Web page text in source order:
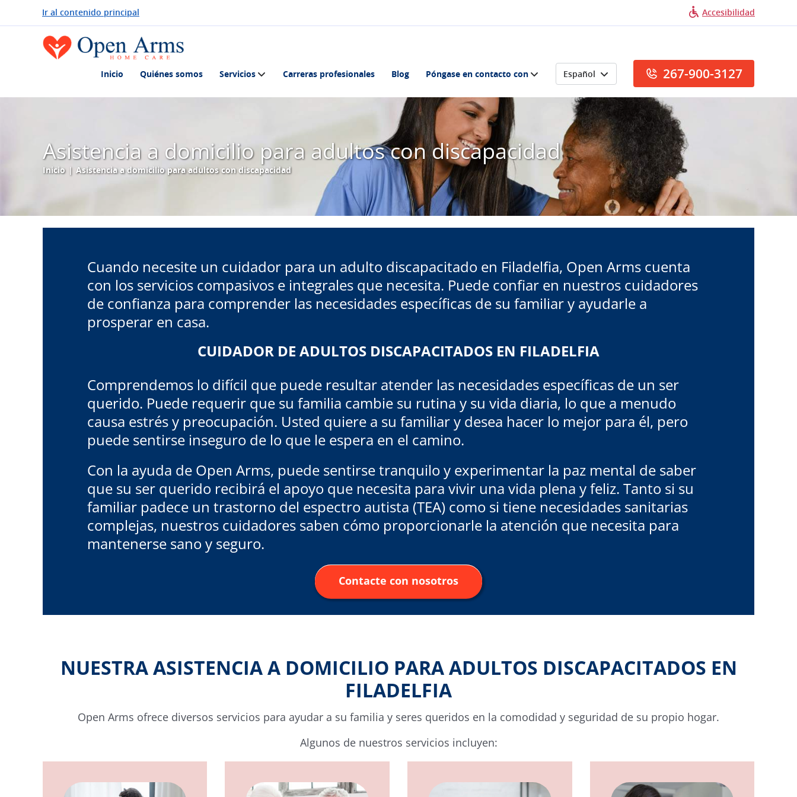
Ir al contenido principal Accesibilidad
Inicio Quiénes somos Servicios Carreras profesionales Blog Póngase en contacto con Español 267-900-3127
Asistencia a domicilio para adultos con discapacidad
Inicio | Asistencia a domicilio para adultos con discapacidad
Cuando necesite un cuidador para un adulto discapacitado en Filadelfia, Open Arms cuenta
con los servicios compasivos e integrales que necesita. Puede confiar en nuestros cuidadores
de confianza para comprender las necesidades específicas de su familiar y ayudarle a
prosperar en casa.
CUIDADOR DE ADULTOS DISCAPACITADOS EN FILADELFIA
Comprendemos lo difícil que puede resultar atender las necesidades específicas de un ser
querido. Puede requerir que su familia cambie su rutina y su vida diaria, lo que a menudo
causa estrés y preocupación. Usted quiere a su familiar y desea hacer lo mejor para él, pero
puede sentirse inseguro de lo que le espera en el camino.
Con la ayuda de Open Arms, puede sentirse tranquilo y experimentar la paz mental de saber
que su ser querido recibirá el apoyo que necesita para vivir una vida plena y feliz. Tanto si su
familiar padece un trastorno del espectro autista (TEA) como si tiene necesidades sanitarias
complejas, nuestros cuidadores saben cómo proporcionarle la atención que necesita para
mantenerse sano y seguro.
Contacte con nosotros
NUESTRA ASISTENCIA A DOMICILIO PARA ADULTOS DISCAPACITADOS EN
FILADELFIA
Open Arms ofrece diversos servicios para ayudar a su familia y seres queridos en la comodidad y seguridad de su propio hogar.
Algunos de nuestros servicios incluyen: